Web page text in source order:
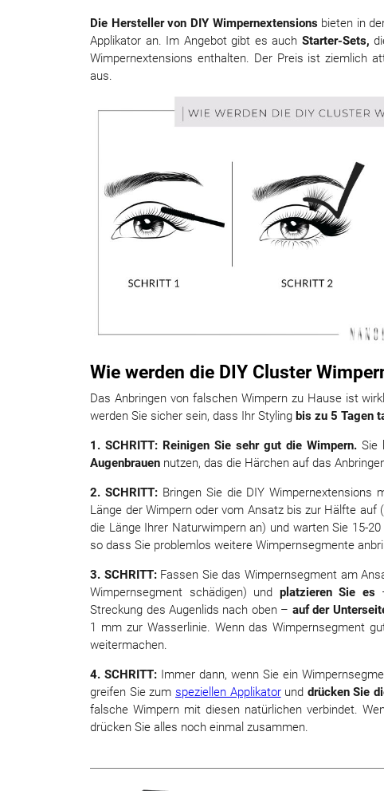
Die Hersteller von DIY Wimpernextensionsbieten in
Applikator an. Im Angebot gibt es auch Starter-Sets,
Wimpernextensions enthalten. Der Preis ist ziemlich
aus.
Wie werden die DIY Cluster
Das Anbringen von falschen Wimpern zu Hause ist
werden Sie sicher sein, dass Ihr Stylingbis zu 5 Tagen
1. SCHRITT: Reinigen Sie sehr gut die Wimpern. Sie
Augenbrauen nutzen, das die Härchen auf das
2. SCHRITT: Bringen Sie die DIY Wimpernextensions
Länge der Wimpern oder vom Ansatz bis zur Hälfte
die Länge Ihrer Naturwimpern an) und warten Sie 15-
so dass Sie problemlos weitere Wimpernsegmente
3. SCHRITT:Fassen Sie das Wimpernsegment am
Wimpernsegment schädigen) und platzieren Sie es
Streckung des Augenlids nach oben – auf der
1 mm zur Wasserlinie. Wenn das Wimpernsegment
weitermachen.
4. SCHRITT: Immer dann, wenn Sie ein
greifen Sie zum speziellen Applikatorund drücken Sie
falsche Wimpern mit diesen natürlichen verbindet.
drücken Sie alles noch einmal zusammen.